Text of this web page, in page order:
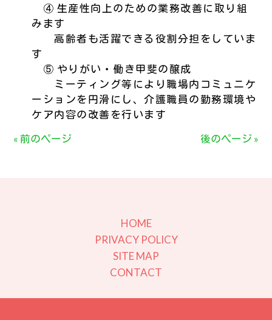
④ 生産性向上のための業務改善に取り組
みます
高齢者も活躍できる役割分担をしていま
す
⑤ やりがい・働き甲斐の醸成
ミーティング等により職場内コミュニケ
ーションを円滑にし、介護職員の勤務環境や
ケア内容の改善を行います
« 前のページ
後のページ »
HOME
PRIVACY POLICY
SITE MAP
CONTACT